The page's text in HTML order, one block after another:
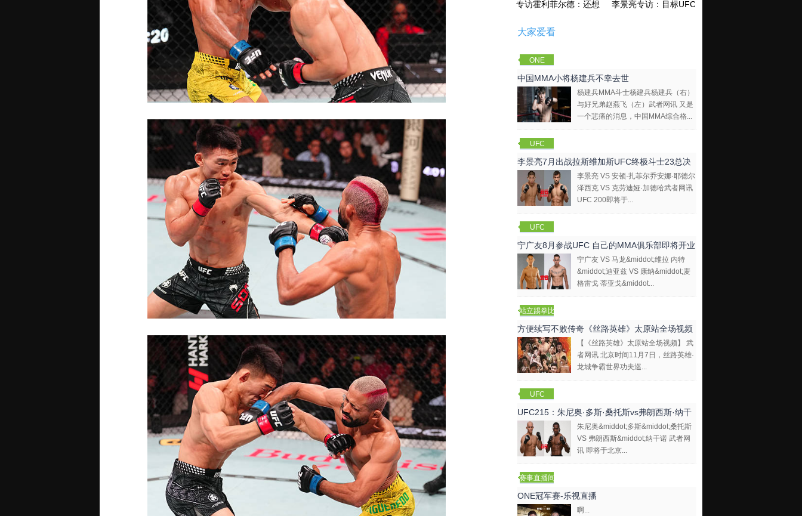
专访霍利菲尔德：还想再和泰森干一架！李景亮专访：目标UFC金腰带 不做打酱油
大家爱看
ONE
Champions
hip
中国MMA小将杨建兵不幸去世
杨建兵MMA斗士杨建兵杨建兵（右）
与好兄弟赵燕飞（左）武者网讯 又是
一个悲痛的消息，中国MMA综合格...
UFC
李景亮7月出战拉斯维加斯UFC终极斗士23总决
李景亮 VS 安顿·扎菲尔乔安娜·耶德尔
泽西克 VS 克劳迪娅·加德哈武者网讯
UFC 200即将于...
UFC
宁广友8月参战UFC 自己的MMA俱乐部即将开业
宁广友 VS 马龙&middot;维拉 内特
&middot;迪亚兹 VS 康纳&middot;麦
格雷戈 蒂亚戈&middot...
站立踢拳比
赛视频
方便续写不败传奇《丝路英雄》太原站全场视频
【《丝路英雄》太原站全场视频】 武
者网讯 北京时间11月7日，丝路英雄·
龙城争霸世界功夫巡...
UFC
UFC215：朱尼奥·多斯·桑托斯vs弗朗西斯·纳干
朱尼奥&middot;多斯&middot;桑托斯
VS 弗朗西斯&middot;纳干诺 武者网
讯 即将于北京...
赛事直播间
ONE冠军赛-乐视直播
啊...